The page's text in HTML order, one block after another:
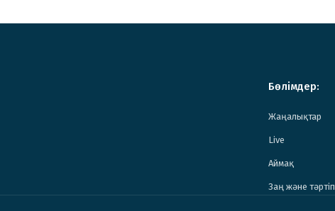
Бөлімдер:
Жаңалықтар
Live
Аймақ
Заң және тәртіп